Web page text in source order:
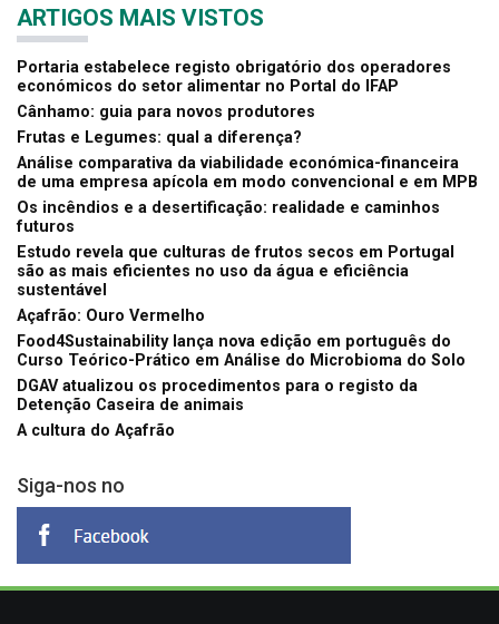
ARTIGOS MAIS VISTOS
Portaria estabelece registo obrigatório dos operadores
económicos do setor alimentar no Portal do IFAP
Cânhamo: guia para novos produtores
Frutas e Legumes: qual a diferença?
Análise comparativa da viabilidade económica-financeira
de uma empresa apícola em modo convencional e em MPB
Os incêndios e a desertificação: realidade e caminhos
futuros
Estudo revela que culturas de frutos secos em Portugal
são as mais eficientes no uso da água e eficiência
sustentável
Açafrão: Ouro Vermelho
Food4Sustainability lança nova edição em português do
Curso Teórico-Prático em Análise do Microbioma do Solo
DGAV atualizou os procedimentos para o registo da
Detenção Caseira de animais
A cultura do Açafrão
Siga-nos no